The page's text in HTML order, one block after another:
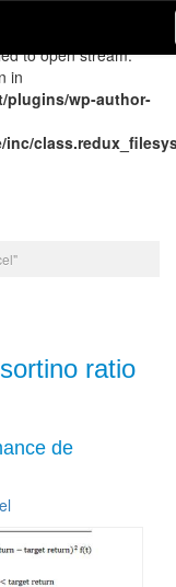
wp-
to open stream:
in
plugins/wp-author-
inc/
sortino ratio
de